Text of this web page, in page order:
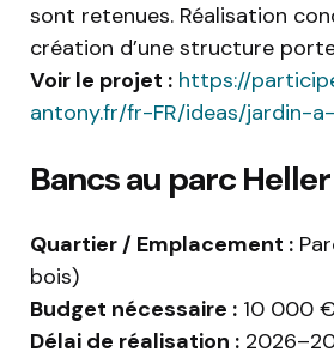
sont retenues. Réalisation
création d’une structure
Voir le projet : https://
antony.fr/fr-FR/ideas/jardin-
Bancs au parc Heller
Quartier / Emplacement :
bois)
Budget nécessaire : 10 000 €
Délai de réalisation :